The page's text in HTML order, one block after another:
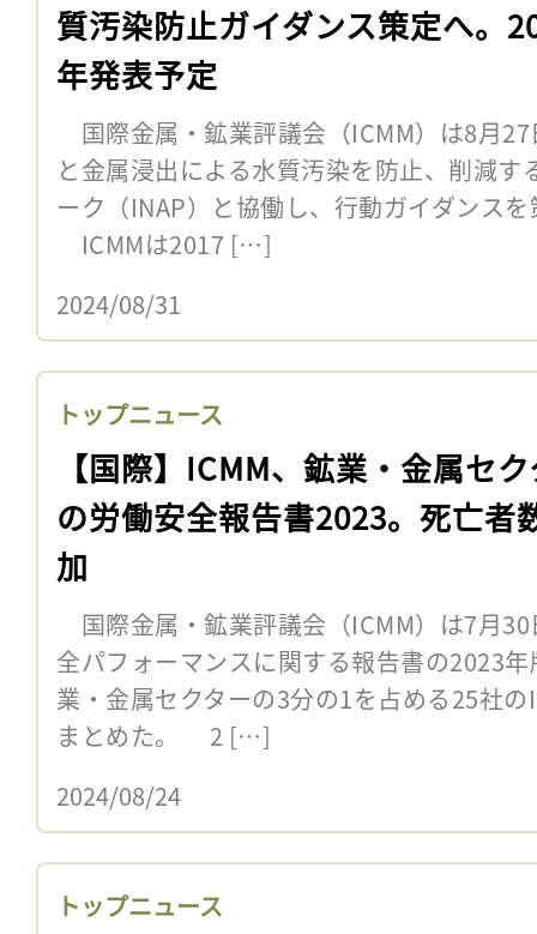
質汚染防止ガイダンス策定へ。
年発表予定
国際金属・鉱業評議会（ICMM）は8月
と金属浸出による水質汚染を防止、削減
ーク（INAP）と協働し、行動ガイダンス
ICMMは2017 […]
2024/08/31
トップニュース
【国際】ICMM、鉱業・金属セ
の労働安全報告書2023。死亡者
加
国際金属・鉱業評議会（ICMM）は7月
全パフォーマンスに関する報告書の2023
業・金属セクターの3分の1を占める25社
まとめた。 2 […]
2024/08/24
トップニュース